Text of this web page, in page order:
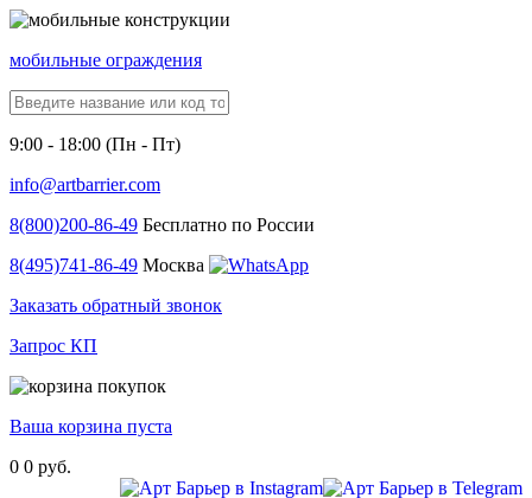
мобильные ограждения
9:00 - 18:00 (Пн - Пт)
info@artbarrier.com
8(800)200-86-49 Бесплатно по России
8(495)741-86-49 Москва
Заказать обратный звонок
Запрос КП
Ваша корзина пуста
0 0 руб.